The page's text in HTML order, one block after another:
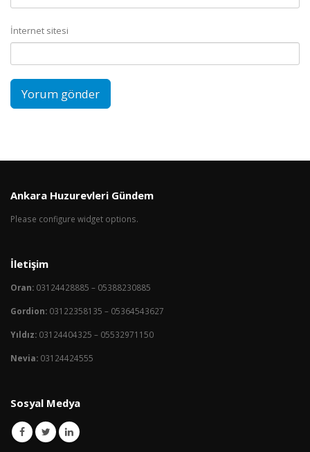
İnternet sitesi
Ankara Huzurevleri Gündem
Please configure widget options.
İletişim
Oran: 03124428885 – 05388230885
Gordion: 03122358135 – 05364543627
Yıldız: 03124404325 – 05532971150
Nevia: 03124424555
Sosyal Medya